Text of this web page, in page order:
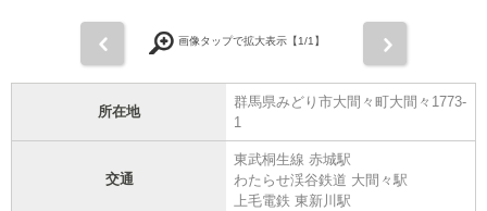
画像タップで拡大表示【1/1】
所在地
群馬県みどり市大間々町大間々1773-
1
交通
東武桐生線 赤城駅
わたらせ渓谷鉄道 大間々駅
上毛電鉄 東新川駅